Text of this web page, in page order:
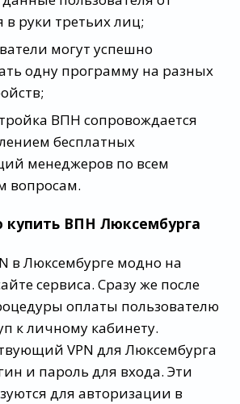
руки третьих лиц;
могут успешно
одну программу на разных
ВПН сопровождается
бесплатных
менеджеров по всем
вопросам.
купить ВПН Люксембурга
в Люксембурге модно на
сервиса. Сразу же после
оплаты пользователю
к личному кабинету.
VPN для Люксембурга
и пароль для входа. Эти
для авторизации в